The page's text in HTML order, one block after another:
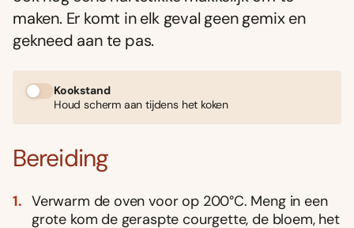
maken. Er komt in elk geval geen gemix en
gekneed aan te pas.
Kookstand
Houd scherm aan tijdens het koken
Bereiding
Verwarm de oven voor op 200°C. Meng in een
grote kom de geraspte courgette, de bloem, het